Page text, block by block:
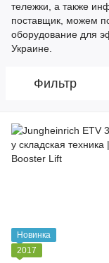
тележки, а также
поставщик, можем
оборудование для
Украине.
Фильтр
Новинка
2017